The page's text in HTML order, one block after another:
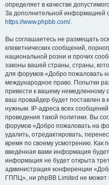
определяет в качестве
За дополнительной информацией
https://www.phpbb.com/.
Вы соглашаетесь не размещать
клеветнических сообщений,
национальной розни и прочих
законы вашей страны, страны,
для форумов «Добро пожаловать
международное право. Попытки
привести к вашему немедленному
ваш провайдер будет поставлен в
нужным. IP-адреса всех
проведения такой политики. Вы
форумов «Добро пожаловать на
удалить, отредактировать,
время по своему усмотрению. Как
введённая вами информация
информация не будет открыта
администрация конференции
ГППЦ», ни phpBB Limited не может